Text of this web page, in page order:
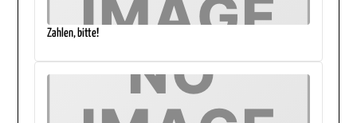
Zahlen, bitte!